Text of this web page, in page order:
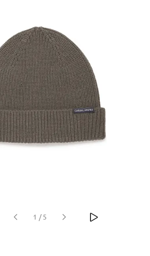
1 / 5